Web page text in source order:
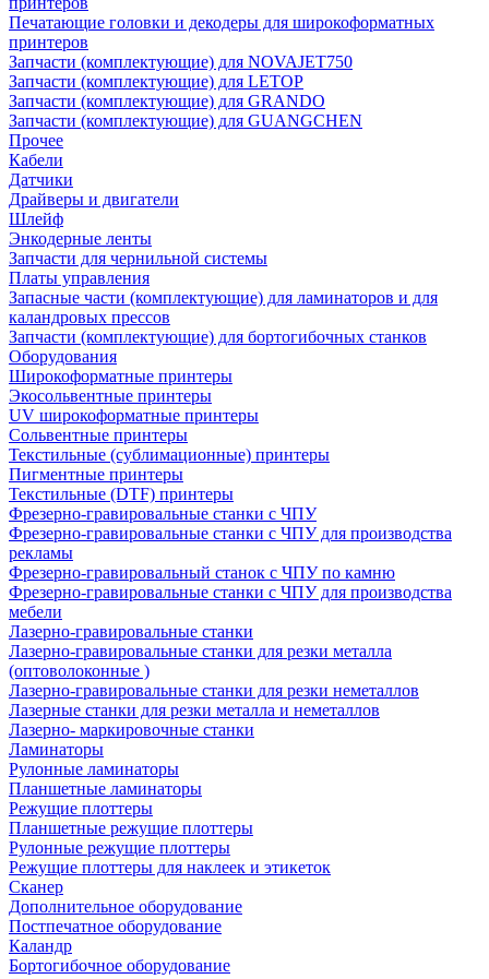
Печатающие головки и декодеры для широкоформатных
принтеров
Запчасти (комплектующие) для NOVAJET750
Запчасти (комплектующие) для LETOP
Запчасти (комплектующие) для GRANDO
Запчасти (комплектующие) для GUANGCHEN
Прочее
Кабели
Датчики
Драйверы и двигатели
Шлейф
Энкодерные ленты
Запчасти для чернильной системы
Платы управления
Запасные части (комплектующие) для ламинаторов и для
каландровых прессов
Запчасти (комплектующие) для бортогибочных станков
Оборудования
Широкоформатные принтеры
Экосольвентные принтеры
UV широкоформатные принтеры
Сольвентные принтеры
Текстильные (сублимационные) принтеры
Пигментные принтеры
Текстильные (DTF) принтеры
Фрезерно-гравировальные станки с ЧПУ
Фрезерно-гравировальные станки с ЧПУ для производства
рекламы
Фрезерно-гравировальный станок с ЧПУ по камню
Фрезерно-гравировальные станки с ЧПУ для производства
мебели
Лазерно-гравировальные станки
Лазерно-гравировальные станки для резки металла
(оптоволоконные )
Лазерно-гравировальные станки для резки неметаллов
Лазерные станки для резки металла и неметаллов
Лазерно- маркировочные станки
Ламинаторы
Рулонные ламинаторы
Планшетные ламинаторы
Режущие плоттеры
Планшетные режущие плоттеры
Рулонные режущие плоттеры
Режущие плоттеры для наклеек и этикеток
Сканер
Дополнительное оборудование
Постпечатное оборудование
Каландр
Бортогибочное оборудование